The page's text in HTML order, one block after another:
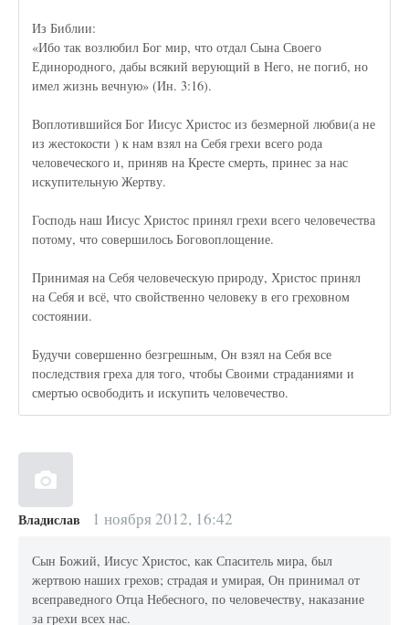
Из Библии:
«Ибо так возлюбил Бог мир, что отдал Сына Своего
Единородного, дабы всякий верующий в Него, не погиб, но
имел жизнь вечную» (Ин. 3:16).
Воплотившийся Бог Иисус Христос из безмерной любви(а не
из жестокости ) к нам взял на Себя грехи всего рода
человеческого и, приняв на Кресте смерть, принес за нас
искупительную Жертву.
Господь наш Иисус Христос принял грехи всего человечества
потому, что совершилось Боговоплощение.
Принимая на Себя человеческую природу, Христос принял
на Себя и всё, что свойственно человеку в его греховном
состоянии.
Будучи совершенно безгрешным, Он взял на Себя все
последствия греха для того, чтобы Своими страданиями и
смертью освободить и искупить человечество.
Владислав 1 ноября 2012, 16:42
Сын Божий, Иисус Христос, как Спаситель мира, был
жертвою наших грехов; страдая и умирая, Он принимал от
всеправедного Отца Небесного, по человечеству, наказание
за грехи всех нас.